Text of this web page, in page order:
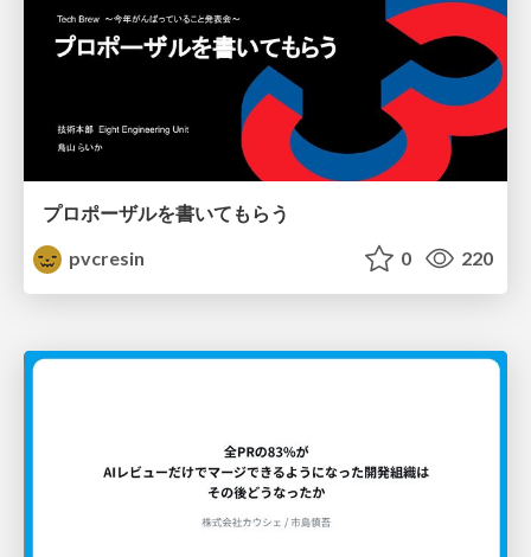
プロポーザルを書いてもらう
pvcresin
0 220